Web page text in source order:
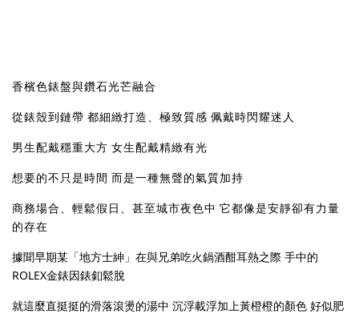
香檳色錶盤與鑽石光芒融合
從錶殼到鏈帶 都細緻打造、極致質感 佩戴時閃耀迷人
男生配戴穩重大方 女生配戴精緻有光
想要的不只是時間 而是一種無聲的氣質加持
商務場合、輕鬆假日、甚至城市夜色中 它都像是安靜卻有力量
的存在
據聞早期某「地方士紳」在與兄弟吃火鍋酒酣耳熱之際 手中的
ROLEX金錶因錶釦鬆脫
就這麼直挺挺的滑落滾燙的湯中 沉浮載浮加上黃橙橙的顏色 好似肥